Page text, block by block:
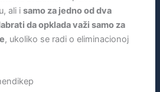
ali isamo za jedno od dva
da opklada važi samo za
, ukoliko se radi o eliminacionoj